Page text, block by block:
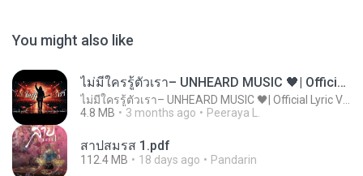
You might also like
ไม่มีใครรู้ตัวเรา– UNHEARD MUSIC 🖤| Official Lyric Video | เพลงสู้ชีวิต
4.8 MB
3 months ago Peeraya L.
สาปสมรส 1.pdf
112.4 MB 18 days ago Pandarin